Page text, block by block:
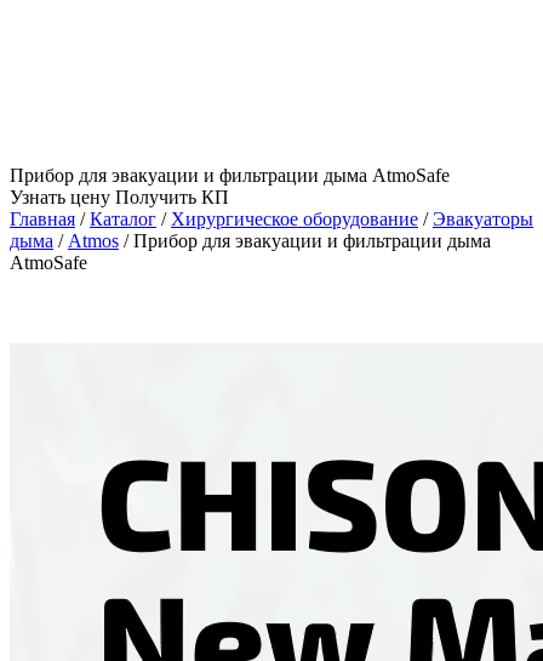
Прибор для эвакуации и фильтрации дыма AtmoSafe
Узнать цену Получить КП
Главная /Каталог / Хирургическое оборудование /Эвакуаторы
дыма / Atmos /Прибор для эвакуации и фильтрации дыма
AtmoSafe